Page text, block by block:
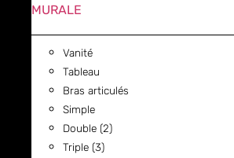
MURALE
Vanité
Tableau
Bras articulés
Simple
Double (2)
Triple (3)